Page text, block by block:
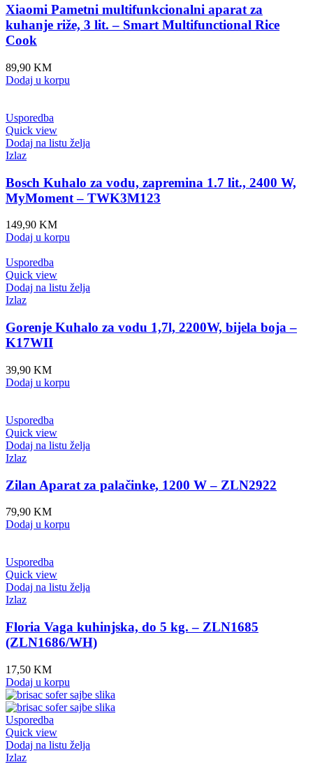
Xiaomi Pametni multifunkcionalni aparat za
kuhanje riže, 3 lit. – Smart Multifunctional Rice
Cook
89,90 KM
Dodaj u korpu
Usporedba
Quick view
Dodaj na listu želja
Izlaz
Bosch Kuhalo za vodu, zapremina 1.7 lit., 2400 W,
MyMoment – TWK3M123
149,90 KM
Dodaj u korpu
Usporedba
Quick view
Dodaj na listu želja
Izlaz
Gorenje Kuhalo za vodu 1,7l, 2200W, bijela boja –
K17WII
39,90 KM
Dodaj u korpu
Usporedba
Quick view
Dodaj na listu želja
Izlaz
Zilan Aparat za palačinke, 1200 W – ZLN2922
79,90 KM
Dodaj u korpu
Usporedba
Quick view
Dodaj na listu želja
Izlaz
Floria Vaga kuhinjska, do 5 kg. – ZLN1685
(ZLN1686/WH)
17,50 KM
Dodaj u korpu
Usporedba
Quick view
Dodaj na listu želja
Izlaz